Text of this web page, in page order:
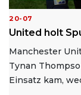
20-07
United holt
Manchester
Tynan
Einsatz kam,